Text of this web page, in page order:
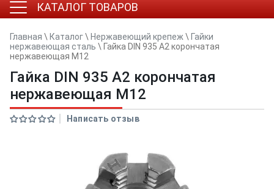
КАТАЛОГ ТОВАРОВ
Главная \ Каталог\ Нержавеющий крепеж \ Гайки
нержавеющая сталь \ Гайка DIN 935 А2 корончатая
нержавеющая M12
Гайка DIN 935 А2 корончатая
нержавеющая M12
Написать отзыв